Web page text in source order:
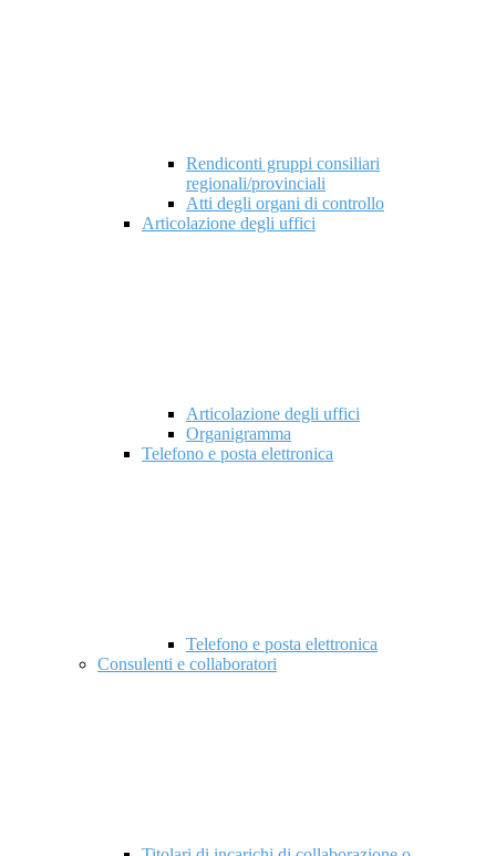
Rendiconti gruppi consiliari
regionali/provinciali
Atti degli organi di controllo
Articolazione degli uffici
Articolazione degli uffici
Organigramma
Telefono e posta elettronica
Telefono e posta elettronica
Consulenti e collaboratori